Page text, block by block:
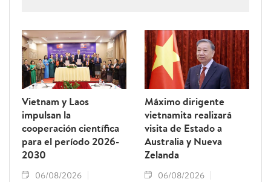
Vietnam y Laos
impulsan la
cooperación científica
para el período 2026-
2030
06/08/2026
Máximo dirigente
vietnamita realizará
visita de Estado a
Australia y Nueva
Zelanda
06/08/2026